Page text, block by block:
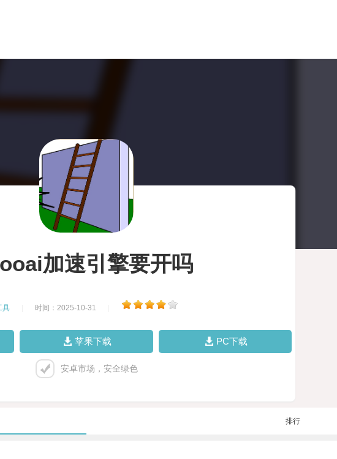
加速引擎要开吗
具 时间：2025-10-31
苹果下载 PC下载
安卓市场，安全绿色
排行